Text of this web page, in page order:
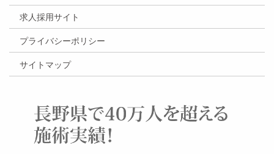
求人採用サイト
プライバシーポリシー
サイトマップ